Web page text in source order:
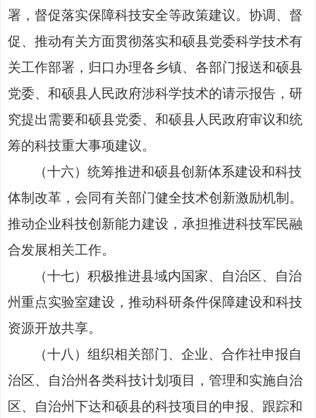
署，督促落实保障科技安全等政策建议。协调、督
促、推动有关方面贯彻落实和硕县党委科学技术有
关工作部署，归口办理各乡镇、各部门报送和硕县
党委、和硕县人民政府涉科学技术的请示报告，研
究提出需要和硕县党委、和硕县人民政府审议和统
筹的科技重大事项建议。
（十六）统筹推进和硕县创新体系建设和科技
体制改革，会同有关部门健全技术创新激励机制。
推动企业科技创新能力建设，承担推进科技军民融
合发展相关工作。
（十七）积极推进县域内国家、自治区、自治
州重点实验室建设，推动科研条件保障建设和科技
资源开放共享。
（十八）组织相关部门、企业、合作社申报自
治区、自治州各类科技计划项目，管理和实施自治
区、自治州下达和硕县的科技项目的申报、跟踪和